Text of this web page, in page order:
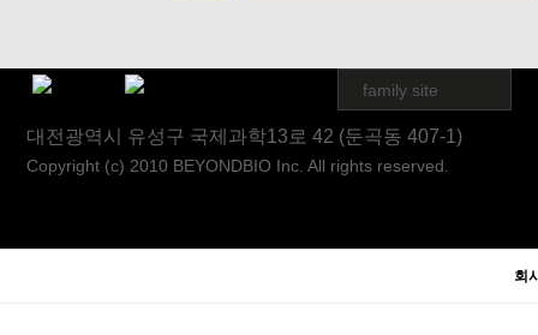
family site
대전광역시 유성구 국제과학13로 42 (둔곡동 407-1)
Copyright (c) 2010 BEYONDBIO Inc. All rights reserved.
회